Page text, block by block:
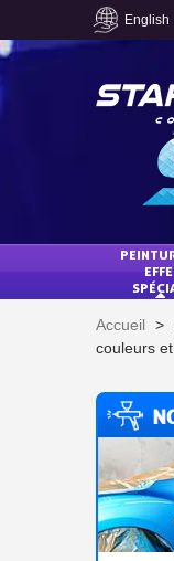
English
Accueil >
couleurs